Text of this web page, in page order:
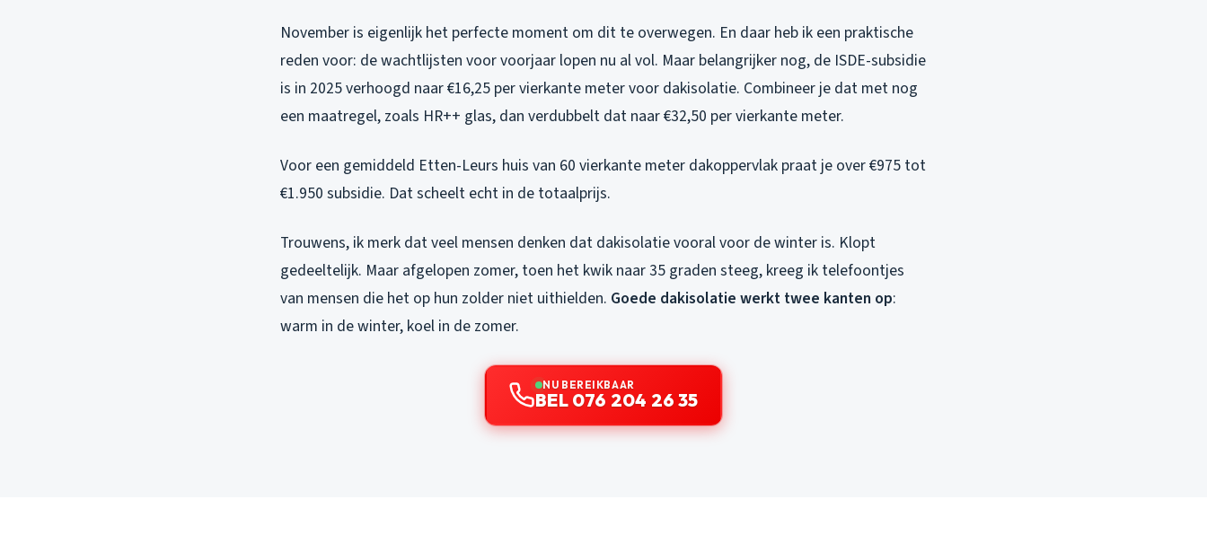
November is eigenlijk het perfecte moment om dit te overwegen. En daar heb ik een praktische
reden voor: de wachtlijsten voor voorjaar lopen nu al vol. Maar belangrijker nog, de ISDE-subsidie
is in 2025 verhoogd naar €16,25 per vierkante meter voor dakisolatie. Combineer je dat met nog
een maatregel, zoals HR++ glas, dan verdubbelt dat naar €32,50 per vierkante meter.
Voor een gemiddeld Etten-Leurs huis van 60 vierkante meter dakoppervlak praat je over €975 tot
€1.950 subsidie. Dat scheelt echt in de totaalprijs.
Trouwens, ik merk dat veel mensen denken dat dakisolatie vooral voor de winter is. Klopt
gedeeltelijk. Maar afgelopen zomer, toen het kwik naar 35 graden steeg, kreeg ik telefoontjes
van mensen die het op hun zolder niet uithielden. Goede dakisolatie werkt twee kanten op:
warm in de winter, koel in de zomer.
NU BEREIKBAAR
BEL 076 204 26 35